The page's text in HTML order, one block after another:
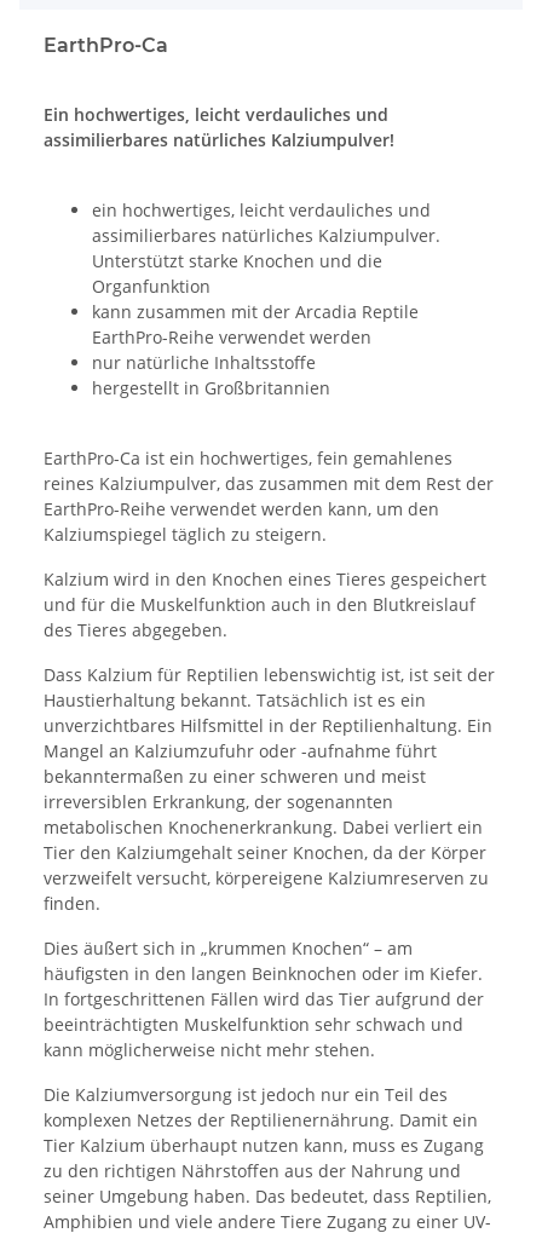
EarthPro-Ca
Ein hochwertiges, leicht verdauliches und
assimilierbares natürliches Kalziumpulver!
ein hochwertiges, leicht verdauliches und
assimilierbares natürliches Kalziumpulver.
Unterstützt starke Knochen und die
Organfunktion
kann zusammen mit der Arcadia Reptile
EarthPro-Reihe verwendet werden
nur natürliche Inhaltsstoffe
hergestellt in Großbritannien
EarthPro-Ca ist ein hochwertiges, fein gemahlenes
reines Kalziumpulver, das zusammen mit dem Rest der
EarthPro-Reihe verwendet werden kann, um den
Kalziumspiegel täglich zu steigern.
Kalzium wird in den Knochen eines Tieres gespeichert
und für die Muskelfunktion auch in den Blutkreislauf
des Tieres abgegeben.
Dass Kalzium für Reptilien lebenswichtig ist, ist seit der
Haustierhaltung bekannt. Tatsächlich ist es ein
unverzichtbares Hilfsmittel in der Reptilienhaltung. Ein
Mangel an Kalziumzufuhr oder -aufnahme führt
bekanntermaßen zu einer schweren und meist
irreversiblen Erkrankung, der sogenannten
metabolischen Knochenerkrankung. Dabei verliert ein
Tier den Kalziumgehalt seiner Knochen, da der Körper
verzweifelt versucht, körpereigene Kalziumreserven zu
finden.
Dies äußert sich in „krummen Knochen“ – am
häufigsten in den langen Beinknochen oder im Kiefer.
In fortgeschrittenen Fällen wird das Tier aufgrund der
beeinträchtigten Muskelfunktion sehr schwach und
kann möglicherweise nicht mehr stehen.
Die Kalziumversorgung ist jedoch nur ein Teil des
komplexen Netzes der Reptilienernährung. Damit ein
Tier Kalzium überhaupt nutzen kann, muss es Zugang
zu den richtigen Nährstoffen aus der Nahrung und
seiner Umgebung haben. Das bedeutet, dass Reptilien,
Amphibien und viele andere Tiere Zugang zu einer UV-